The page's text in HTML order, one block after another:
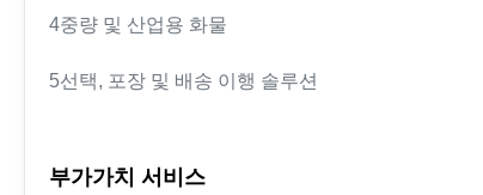
4중량 및 산업용 화물
5선택, 포장 및 배송 이행 솔루션
부가가치 서비스